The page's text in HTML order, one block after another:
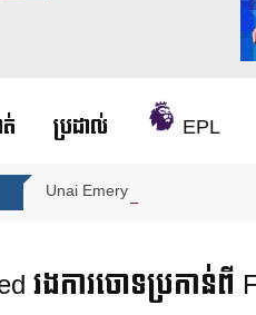
ប្រដាល់ EPL
Unai Emery សន្យាថានឹងឈ្នះពា
រងការចោទប្រកាន់ពី